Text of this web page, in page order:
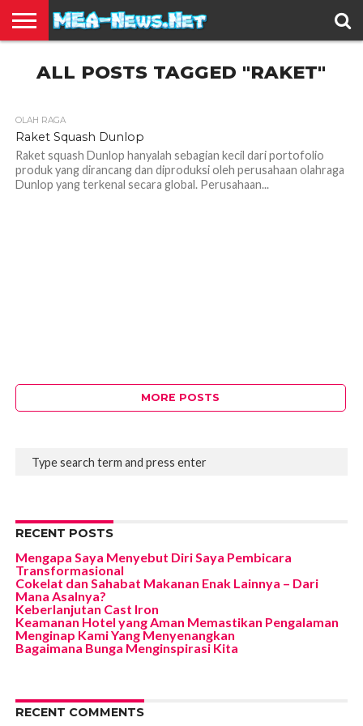
TERBARU
EDUKASI
HIBURAN
INSPIRASI
KESEHATAN
KULINER
OLAH
RAGA
OTOMOTIF
TRAVEL
JUAL
BELI
ALL POSTS TAGGED "RAKET"
OLAH RAGA
Raket Squash Dunlop
Raket squash Dunlop hanyalah sebagian kecil dari portofolio
produk yang dirancang dan diproduksi oleh perusahaan olahraga
Dunlop yang terkenal secara global. Perusahaan...
MORE POSTS
RECENT POSTS
Mengapa Saya Menyebut Diri Saya Pembicara
Transformasional
Cokelat dan Sahabat Makanan Enak Lainnya – Dari
Mana Asalnya?
Keberlanjutan Cast Iron
Keamanan Hotel yang Aman Memastikan Pengalaman
Menginap Kami Yang Menyenangkan
Bagaimana Bunga Menginspirasi Kita
RECENT COMMENTS